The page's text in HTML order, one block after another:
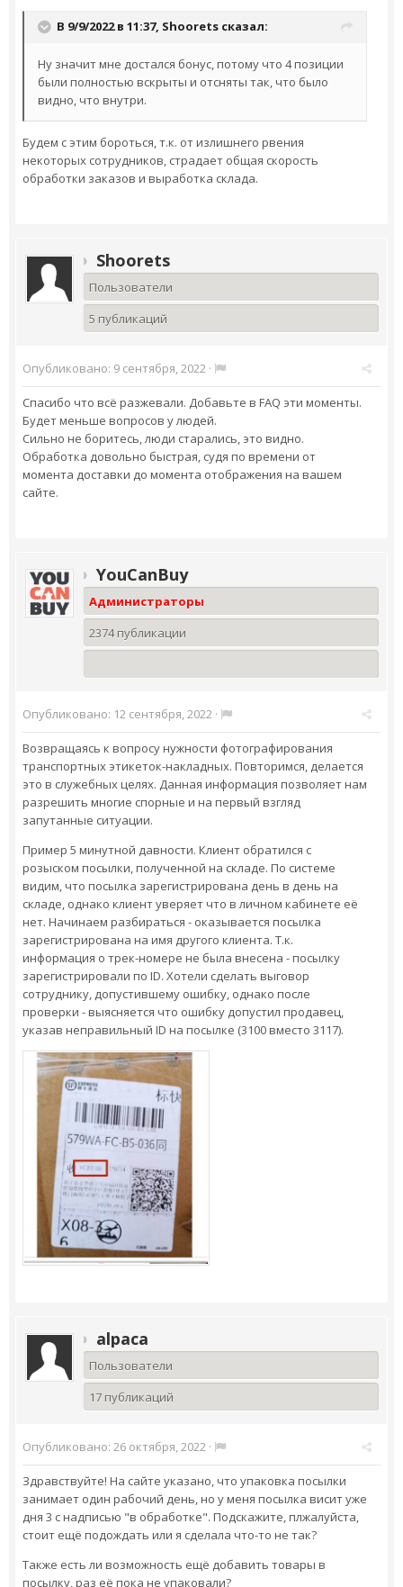
В 9/9/2022 в 11:37, Shoorets сказал:
Ну значит мне достался бонус, потому что 4 позиции
были полностью вскрыты и отсняты так, что было
видно, что внутри.
Будем с этим бороться, т.к. от излишнего рвения
некоторых сотрудников, страдает общая скорость
обработки заказов и выработка склада.
Shoorets
Пользователи
5 публикаций
Опубликовано: 9 сентября, 2022 ·
Спасибо что всё разжевали. Добавьте в FAQ эти моменты.
Будет меньше вопросов у людей.
Сильно не боритесь, люди старались, это видно.
Обработка довольно быстрая, судя по времени от
момента доставки до момента отображения на вашем
сайте.
YouCanBuy
Администраторы
2374 публикации
Опубликовано: 12 сентября, 2022 ·
Возвращаясь к вопросу нужности фотографирования
транспортных этикеток-накладных. Повторимся, делается
это в служебных целях. Данная информация позволяет нам
разрешить многие спорные и на первый взгляд
запутанные ситуации.
Пример 5 минутной давности. Клиент обратился с
розыском посылки, полученной на складе. По системе
видим, что посылка зарегистрирована день в день на
складе, однако клиент уверяет что в личном кабинете её
нет. Начинаем разбираться - оказывается посылка
зарегистрирована на имя другого клиента. Т.к.
информация о трек-номере не была внесена - посылку
зарегистрировали по ID. Хотели сделать выговор
сотруднику, допустившему ошибку, однако после
проверки - выясняется что ошибку допустил продавец,
указав неправильный ID на посылке (3100 вместо 3117).
alpaca
Пользователи
17 публикаций
Опубликовано: 26 октября, 2022 ·
Здравствуйте! На сайте указано, что упаковка посылки
занимает один рабочий день, но у меня посылка висит уже
дня 3 с надписью "в обработке". Подскажите, плжалуйста,
стоит ещё подождать или я сделала что-то не так?
Также есть ли возможность ещё добавить товары в
посылку, раз её пока не упаковали?